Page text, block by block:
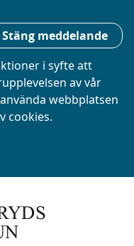
Stäng meddelande
i syfte att
av vår
webbplatsen
cookies.